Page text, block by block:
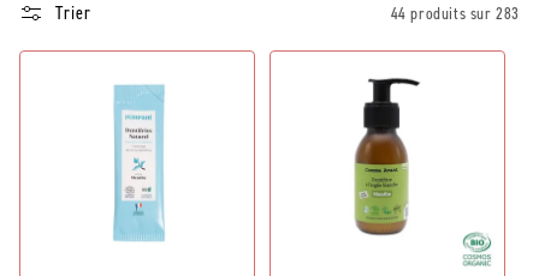
Trier 44 produits sur 283